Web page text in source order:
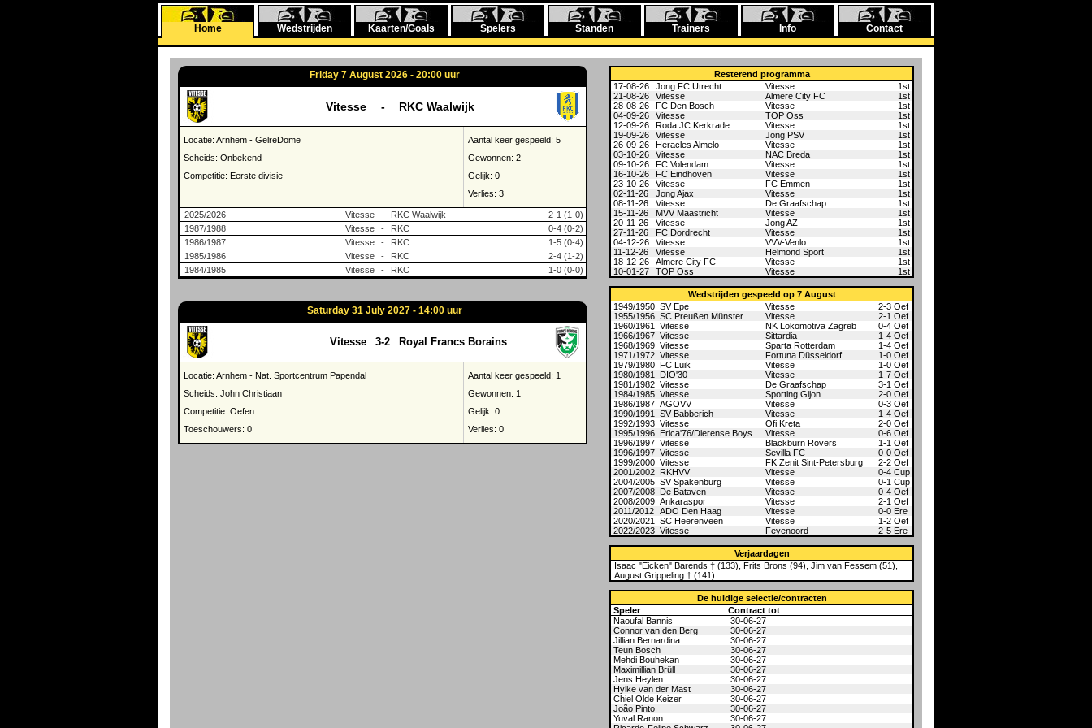
Home Wedstrijden Kaarten/Goals Spelers Standen Trainers Info Contact
Resterend programma
17-08-26
Jong FC Utrecht Vitesse
1st
21-08-26
Vitesse Almere City FC
1st
28-08-26
FC Den Bosch Vitesse
1st
04-09-26
Vitesse TOP Oss
1st
12-09-26
Roda JC Kerkrade Vitesse
1st
19-09-26
Vitesse Jong PSV
1st
26-09-26
Heracles Almelo Vitesse
1st
03-10-26
Vitesse NAC Breda
1st
09-10-26
FC Volendam Vitesse
1st
16-10-26
FC Eindhoven Vitesse
1st
23-10-26
Vitesse FC Emmen
1st
02-11-26
Jong Ajax Vitesse
1st
08-11-26
Vitesse De Graafschap
1st
15-11-26
MVV Maastricht Vitesse
1st
20-11-26
Vitesse Jong AZ
1st
27-11-26
FC Dordrecht Vitesse
1st
04-12-26
Vitesse VVV-Venlo
1st
11-12-26
Vitesse Helmond Sport
1st
18-12-26
Almere City FC Vitesse
1st
10-01-27
TOP Oss Vitesse 1st
Wedstrijden gespeeld op 7 August
1949/1950 SV Epe Vitesse 2-3 Oef
1955/1956 SC Preußen Münster Vitesse 2-1 Oef
1960/1961
Vitesse NK Lokomotiva Zagreb 0-4 Oef
1966/1967 Vitesse Sittardia 1-4 Oef
1968/1969 Vitesse Sparta Rotterdam 1-4 Oef
1971/1972 Vitesse Fortuna Düsseldorf 1-0 Oef
1979/1980 FC Luik Vitesse 1-0 Oef
1980/1981
DIO'30 Vitesse 1-7 Oef
1981/1982 Vitesse De Graafschap 3-1 Oef
1984/1985 Vitesse Sporting Gijon 2-0 Oef
1986/1987 AGOVV Vitesse 0-3 Oef
1990/1991
SV Babberich Vitesse 1-4 Oef
1992/1993 Vitesse Ofi Kreta 2-0 Oef
1995/1996 Erica'76/Dierense Boys Vitesse 0-6 Oef
1996/1997 Vitesse Blackburn Rovers 1-1 Oef
1996/1997 Vitesse Sevilla FC 0-0 Oef
1999/2000 Vitesse FK Zenit Sint-Petersburg 2-2 Oef
2001/2002 RKHVV Vitesse 0-4 Cup
2004/2005 SV Spakenburg Vitesse 0-1 Cup
2007/2008 De Bataven Vitesse 0-4 Oef
2008/2009 Ankaraspor Vitesse 2-1 Oef
2011/2012 ADO Den Haag Vitesse 0-0 Ere
2020/2021
SC Heerenveen Vitesse 1-2 Oef
2022/2023 Vitesse Feyenoord 2-5 Ere
Verjaardagen
Isaac "Eicken" Barends † (133) Frits Brons (94) Jim van Fessem (51)
August Grippeling † (141)
De huidige selectie/contracten
Speler
Contract tot
Naoufal Bannis
30-06-27
Connor van den Berg
30-06-27
Jillian Bernardina
30-06-27
Teun Bosch
30-06-27
Mehdi Bouhekan
30-06-27
Maximillian Brüll
30-06-27
Jens Heylen
30-06-27
Hylke van der Mast
30-06-27
Chiel Olde Keizer
30-06-27
João Pinto
30-06-27
Yuval Ranon
30-06-27
Friday 7 August 2026 - 20:00 uur
Vitesse - RKC Waalwijk
Aantal keer gespeeld: 5
Gewonnen: 2
Gelijk: 0
Verlies: 3
Locatie: Arnhem - GelreDome
Scheids: Onbekend
Competitie: Eerste divisie
2025/2026 Vitesse - RKC Waalwijk
2-1 (1-0)
1987/1988
Vitesse - RKC
0-4 (0-2)
1986/1987
Vitesse - RKC
1-5 (0-4)
1985/1986
Vitesse - RKC
2-4 (1-2)
1984/1985
Vitesse - RKC 1-0 (0-0)
Saturday 31 July 2027 - 14:00 uur
Vitesse 3-2 Royal Francs Borains
Aantal keer gespeeld: 1
Gewonnen: 1
Gelijk: 0
Verlies: 0
Locatie: Arnhem - Nat. Sportcentrum Papendal
Scheids: John Christiaan
Competitie: Oefen
Toeschouwers: 0